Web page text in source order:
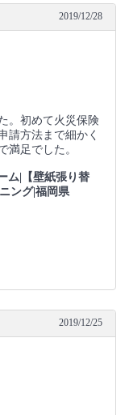
2019/12/28
。初めて火災保険
請方法まで細かく
満足でした。
ム|【壁紙張り替
ング|福岡県
2019/12/25